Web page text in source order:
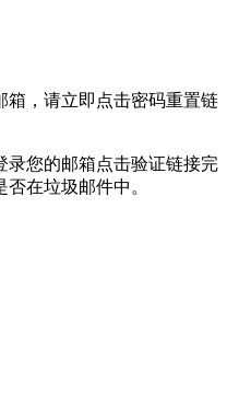
箱，请立即点击密码重置链
录您的邮箱点击验证链接完
在垃圾邮件中。